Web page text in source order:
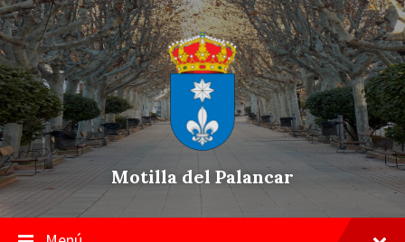
Skip
to
content
Saltar
a
la
navegación
principal
Saltar
a
pie
de
página
Motilla del Palancar